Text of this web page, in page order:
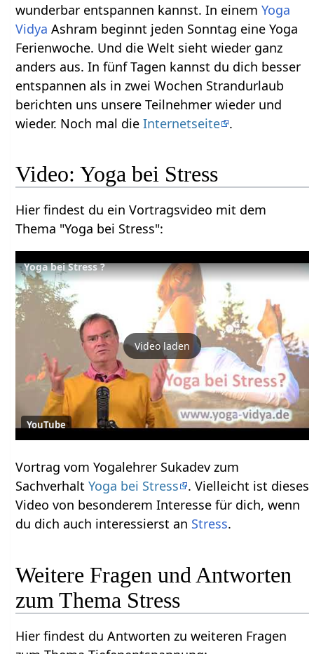
wunderbar entspannen kannst. In einemYoga
Vidya Ashram beginnt jeden Sonntag eine Yoga
Ferienwoche. Und die Welt sieht wieder ganz
anders aus. In fünf Tagen kannst du dich besser
entspannen als in zwei Wochen Strandurlaub
berichten uns unsere Teilnehmer wieder und
wieder. Noch mal dieInternetseite .
Video: Yoga bei Stress
Hier findest du ein Vortragsvideo mit dem
Thema "Yoga bei Stress":
Yoga bei Stress ?
Video laden
YouTube
Vortrag vom Yogalehrer Sukadev zum
SachverhaltYoga bei Stress
. Vielleicht ist dieses
Video von besonderem Interesse für dich, wenn
du dich auch interessierst an Stress.
Weitere Fragen und Antworten
zum Thema Stress
Hier findest du Antworten zu weiteren Fragen